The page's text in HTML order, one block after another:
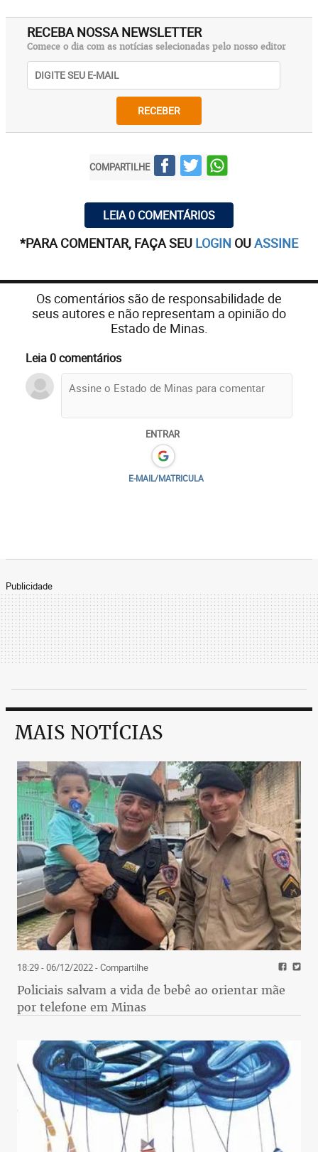
RECEBA NOSSA NEWSLETTER
Comece o dia com as notícias selecionadas pelo nosso editor
RECEBER
COMPARTILHE
LEIA 0 COMENTÁRIOS
*PARA COMENTAR, FAÇA SEU LOGIN OUASSINE
Os comentários são de responsabilidade de
seus autores e não representam a opinião do
Estado de Minas.
Leia 0 comentários
ENTRAR
E-MAIL/MATRICULA
Publicidade
MAIS NOTÍCIAS
18:29 - 06/12/2022- Compartilhe
Policiais salvam a vida de bebê ao orientar mãe
por telefone em Minas